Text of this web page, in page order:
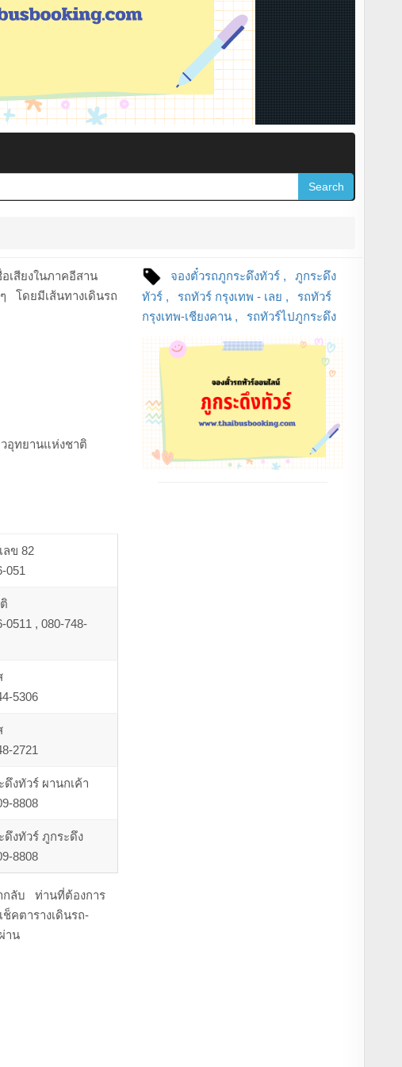
Search
เสียงในภาคอีสาน
โดยมีเส้นทางเดินรถ
วอุทยานแห่งชาติ
ลข 82
051
0511 , 080-748-
5306
2721
งทัวร์ ผานกเค้า
8808
ดึงทัวร์ ภูกระดึง
8808
กลับ ท่านที่ต้องการ
คตารางเดินรถ-
าน
จองตั๋วรถภูกระดึงทัวร์
ภูกระดึง
ทัวร์
รถทัวร์ กรุงเทพ - เลย
รถทัวร์
กรุงเทพ-เชียงคาน
รถทัวร์ไปภูกระดึง